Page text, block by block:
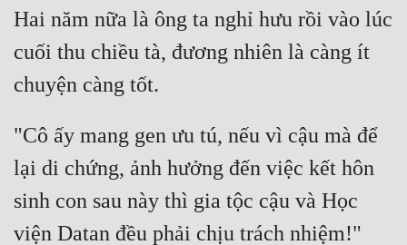
Xuyên Không
Xuyên Nhanh
Xuyên Sách
Điền Văn
Đô Thị
Đông Phương
Hai năm nữa là ông ta nghỉ hưu rồi vào lúc
cuối thu chiều tà, đương nhiên là càng ít
"Cô ấy mang gen ưu tú, nếu vì cậu mà để
lại di chứng, ảnh hưởng đến việc kết hôn
sinh con sau này thì gia tộc cậu và Học